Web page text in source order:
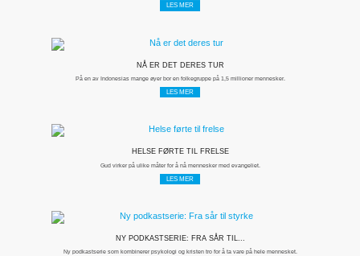
LES MER
NÅ ER DET DERES TUR
På en av Indonesias mange øyer bor en folkegruppe på 1,5 millioner mennesker.
LES MER
HELSE FØRTE TIL FRELSE
Gud virker på ulike måter for å nå mennesker med evangeliet.
LES MER
NY PODKASTSERIE: FRA SÅR TIL...
Ny podkastserie som kombinerer psykologi og kristen tro for å ta vare på hele mennesket.